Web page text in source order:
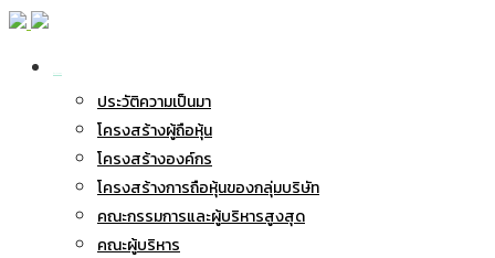
ประวัติความเป็นมา
โครงสร้างผู้ถือหุ้น
โครงสร้างองค์กร
โครงสร้างการถือหุ้นของกลุ่มบริษัท
คณะกรรมการและผู้บริหารสูงสุด
คณะผู้บริหาร